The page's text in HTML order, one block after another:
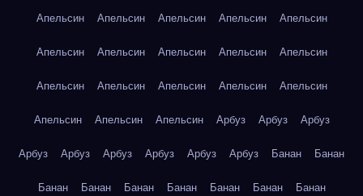
Апельсин Апельсин Апельсин Апельсин Апельсин
Апельсин Апельсин Апельсин Апельсин Апельсин
Апельсин Апельсин Апельсин Апельсин Апельсин
Апельсин Апельсин Апельсин Арбуз Арбуз Арбуз
Арбуз Арбуз Арбуз Арбуз Арбуз Арбуз Банан Банан
Банан Банан Банан Банан Банан Банан Банан